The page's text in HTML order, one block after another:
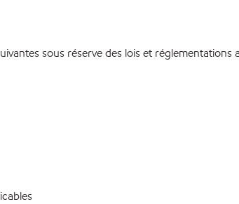
sous réserve des lois et